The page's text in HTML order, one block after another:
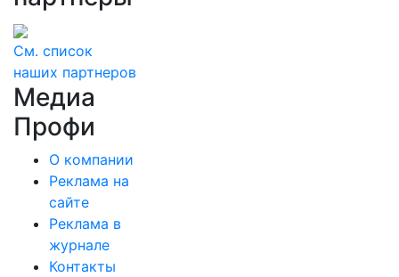
См. список
наших партнеров
Медиа
Профи
О компании
Реклама на
сайте
Реклама в
журнале
Контакты